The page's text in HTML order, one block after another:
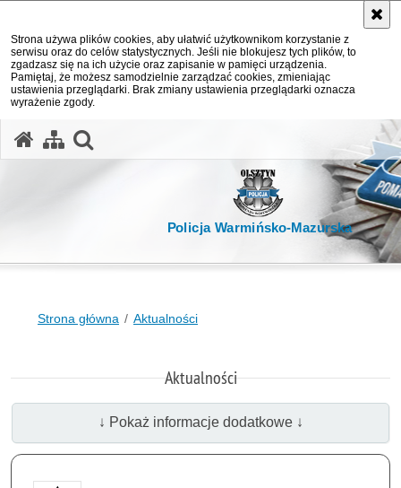
Strona używa plików cookies, aby ułatwić użytkownikom korzystanie z
serwisu oraz do celów statystycznych. Jeśli nie blokujesz tych plików, to
zgadzasz się na ich użycie oraz zapisanie w pamięci urządzenia.
Pamiętaj, że możesz samodzielnie zarządzać cookies, zmieniając
ustawienia przeglądarki. Brak zmiany ustawienia przeglądarki oznacza
wyrażenie zgody.
Policja Warmińsko-Mazurska
Strona główna Aktualności
Aktualności
↓ Pokaż informacje dodatkowe ↓